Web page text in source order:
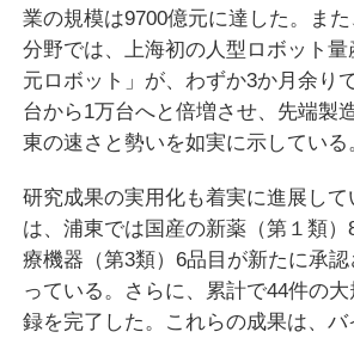
業の規模は9700億元に達した。ま
分野では、上海初の人型ロボット
元ロボット」が、わずか3か月余り
台から1万台へと倍増させ、先端製
東の速さと勢いを如実に示している
研究成果の実用化も着実に進展して
は、浦東では国産の新薬（第１類
療機器（第3類）6品目が新たに承
っている。さらに、累計で44件の
録を完了した。これらの成果は、